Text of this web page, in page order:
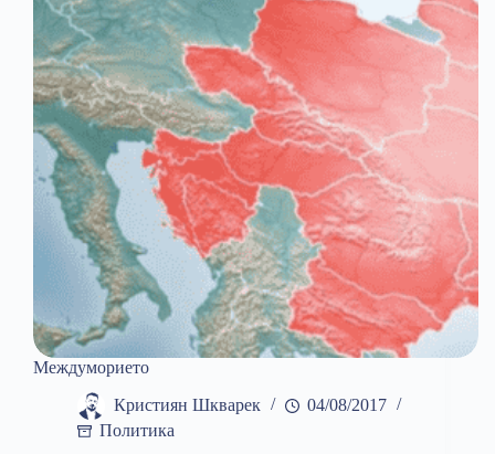
Междуморието
Кристиян Шкварек
04/08/2017
Политика